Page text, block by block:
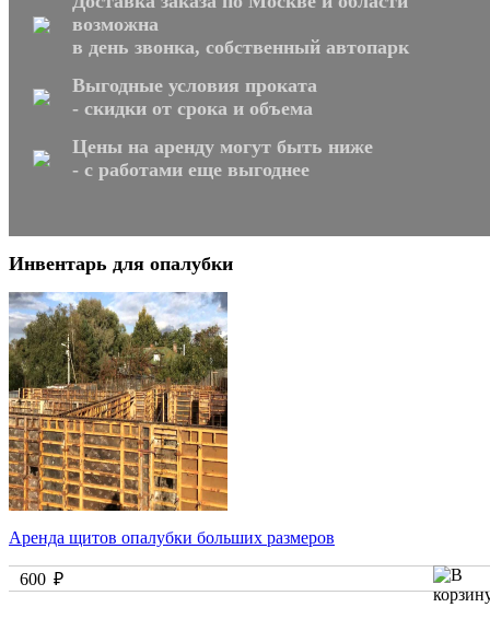
возможна
в день звонка, собственный автопарк
Выгодные условия проката
- скидки от срока и объема
Цены на аренду могут быть ниже
- с работами еще выгоднее
Инвентарь для опалубки
Аренда щитов опалубки больших размеров
600 ₽